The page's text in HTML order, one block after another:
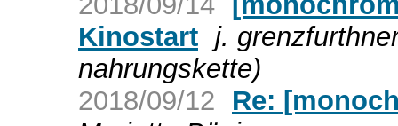
Kinostart j.
nahrungskette)
2018/09/12
Re: